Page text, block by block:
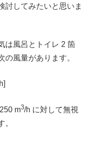
討してみたいと思いま
は風呂とトイレ 2 箇
の風量があります。
m3/h に対して無視
。